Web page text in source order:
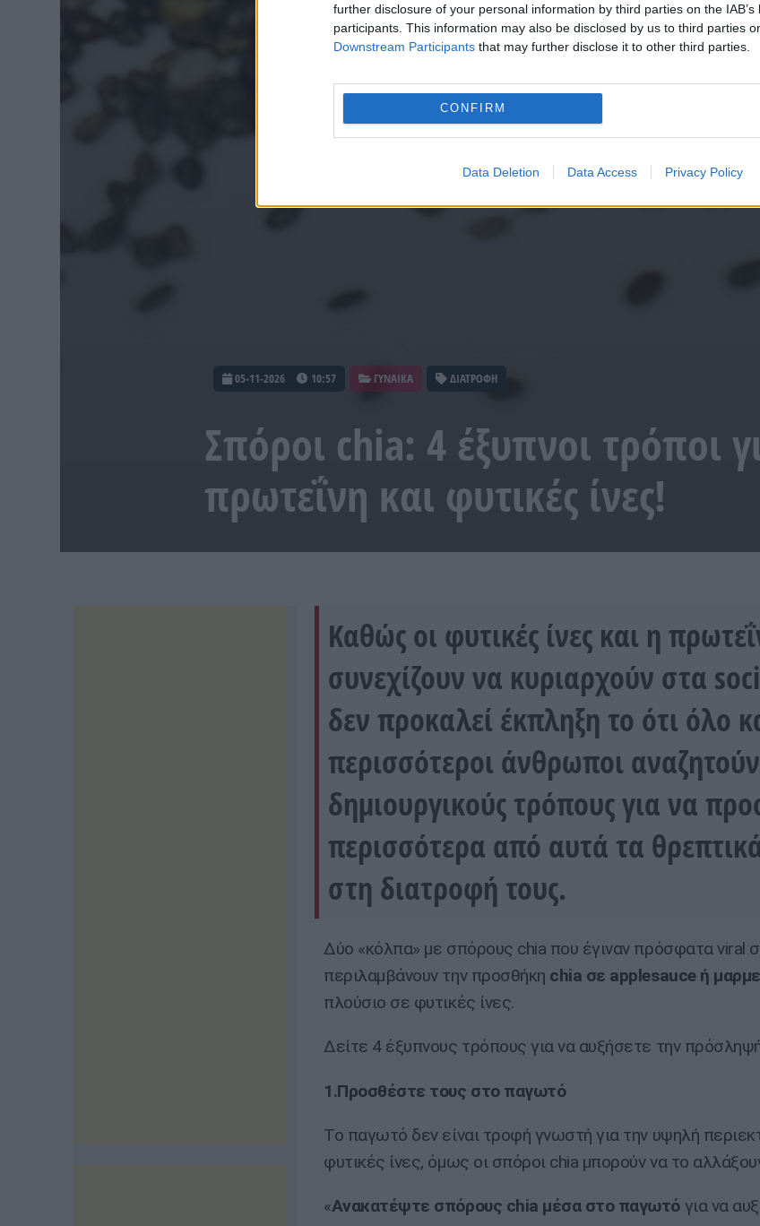
further disclosure of your personal information by third parties on the IAB’s
participants. This information may also be disclosed by us to third parties
Downstream Participants that may further disclose it to other third parties.
CONFIRM
Data Deletion Data Access Privacy Policy
05-11-2026 10:57 ΓΥΝΑΙΚΑ ΔΙΑΤΡΟΦΗ
Σπόροι chia: 4 έξυπνοι τρόποι
πρωτεΐνη και φυτικές ίνες!
Καθώς οι φυτικές ίνες και η
συνεχίζουν να κυριαρχούν στα
δεν προκαλεί έκπληξη το ότι όλο
περισσότεροι άνθρωποι αναζητούν
δημιουργικούς τρόπους για να
περισσότερα από αυτά τα
στη διατροφή τους.
Δύο «κόλπα» με σπόρους chia που έγιναν πρόσφατα viral
περιλαμβάνουν την προσθήκη chia σε applesauce ή
πλούσιο σε φυτικές ίνες.
Δείτε 4 έξυπνους τρόπους για να αυξήσετε την
1.Προσθέστε τους στο παγωτό
Το παγωτό δεν είναι τροφή γνωστή για την υψηλή
φυτικές ίνες, όμως οι σπόροι chia μπορούν να το
«Ανακατέψτε σπόρους chia μέσα στο παγωτό για να